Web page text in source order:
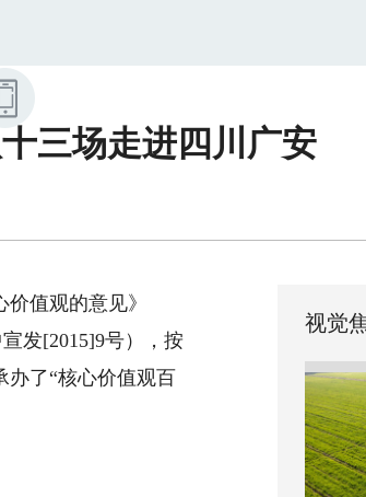
三场走进四川广安
值观的意见》
发[2015]9号），按
了“核心价值观百
视觉